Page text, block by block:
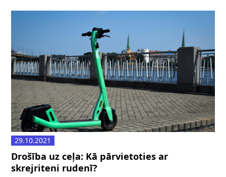
29.10.2021
Drošība uz ceļa: Kā pārvietoties ar
skrejriteni rudenī?